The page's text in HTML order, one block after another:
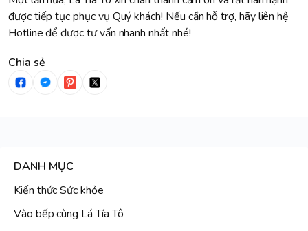
được tiếp tục phục vụ Quý khách! Nếu cần hỗ trợ, hãy liên hệ
Hotline để được tư vấn nhanh nhất nhé!
Chia sẻ
DANH MỤC
Kiến thức Sức khỏe
Vào bếp cùng Lá Tía Tô